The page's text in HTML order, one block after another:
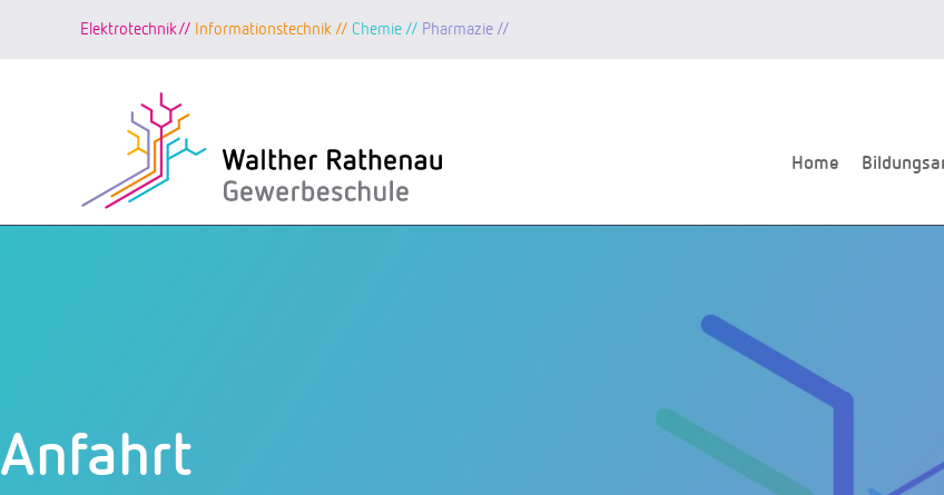
Elektrotechnik// Informationstechnik // Chemie // Pharmazie //
Home
Anfahrt